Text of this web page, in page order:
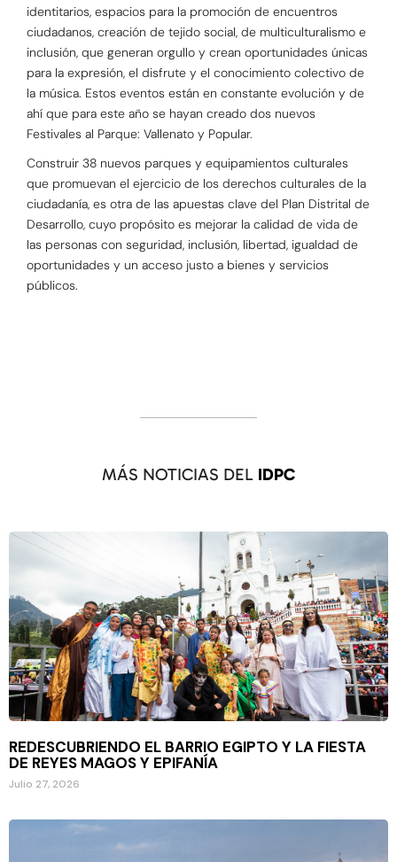
identitarios, espacios para la promoción de encuentros
ciudadanos, creación de tejido social, de multiculturalismo e
inclusión, que generan orgullo y crean oportunidades únicas
para la expresión, el disfrute y el conocimiento colectivo de
la música. Estos eventos están en constante evolución y de
ahí que para este año se hayan creado dos nuevos
Festivales al Parque: Vallenato y Popular.
Construir 38 nuevos parques y equipamientos culturales
que promuevan el ejercicio de los derechos culturales de la
ciudadanía, es otra de las apuestas clave del Plan Distrital de
Desarrollo, cuyo propósito es mejorar la calidad de vida de
las personas con seguridad, inclusión, libertad, igualdad de
oportunidades y un acceso justo a bienes y servicios
públicos.
MÁS NOTICIAS DEL IDPC
REDESCUBRIENDO EL BARRIO EGIPTO Y LA FIESTA
DE REYES MAGOS Y EPIFANÍA
Julio 27, 2026